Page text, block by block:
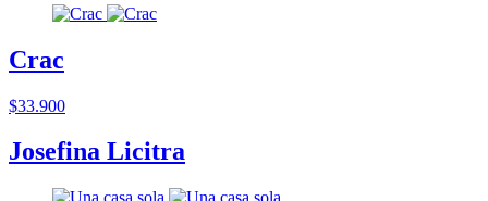
Crac
$33.900
Josefina Licitra